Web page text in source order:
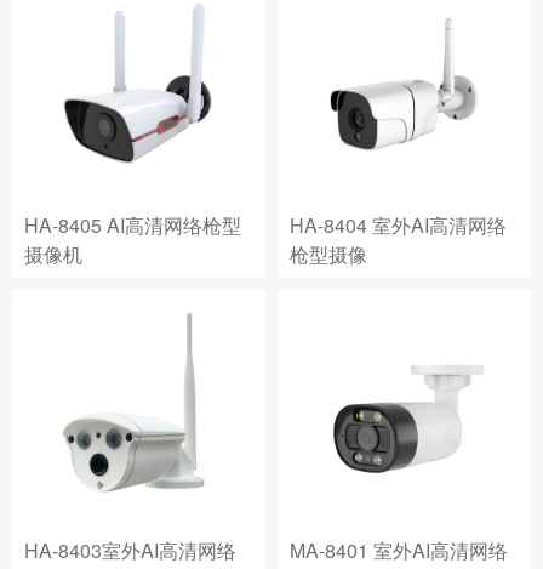
HA-8405 AI高清网络枪型
摄像机
HA-8404 室外AI高清网络
枪型摄像
HA-8403室外AI高清网络
MA-8401 室外AI高清网络